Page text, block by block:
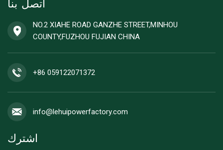
اتصل بنا
NO.2 XIAHE ROAD GANZHE STREET,MINHOU
COUNTY,FUZHOU FUJIAN CHINA
+86 059122071372
info@lehuipowerfactory.com
اشترك